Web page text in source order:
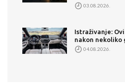
03.08.2026.
Istraživanje:
nakon nekoliko
04.08.2026.